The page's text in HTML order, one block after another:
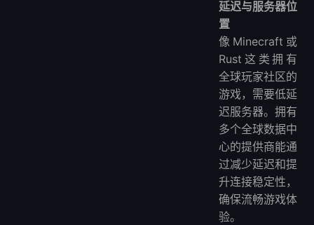
延迟与服务器位
置
像Minecraft或
Rust这类拥有
全球玩家社区的
游戏，需要低延
迟服务器。拥有
多个全球数据中
心的提供商能通
过减少延迟和提
升连接稳定性，
确保流畅游戏体
验。